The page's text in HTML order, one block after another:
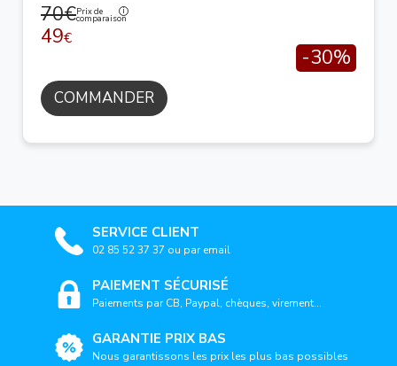
70€Prix de
comparaison
49€
-30%
COMMANDER
SERVICE CLIENT
02 85 52 37 37 ou par email
PAIEMENT SÉCURISÉ
Paiements par CB, Paypal, chèques, virement...
GARANTIE PRIX BAS
Nous garantissons les prix les plus bas possibles